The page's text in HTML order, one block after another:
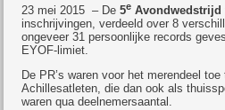
23 mei 2015 – De5e Avondwedstrijd
inschrijvingen, verdeeld over 8
ongeveer 31 persoonlijke records
EYOF-limiet.
De PR’s waren voor het merendeel
Achillesatleten, die dan ook als
waren qua deelnemersaantal.